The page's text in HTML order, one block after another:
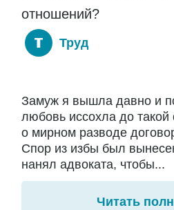
отношений?
Труд
Замуж я вышла давно и
любовь иссохла до такой
о мирном разводе
Спор из избы был
нанял адвоката, чтобы...
Читать